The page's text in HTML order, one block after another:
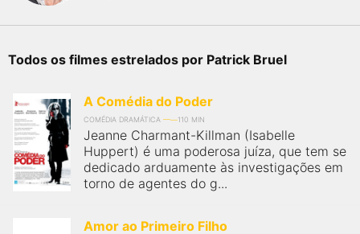
Todos os filmes estrelados por Patrick Bruel
A Comédia do Poder
COMÉDIA DRAMÁTICA 110 MIN
Jeanne Charmant-Killman (Isabelle
Huppert) é uma poderosa juíza, que tem se
dedicado arduamente às investigações em
torno de agentes do g...
Amor ao Primeiro Filho
NOTÍCIAS
PÁGINA INICIAL
FilmesNoCinema.com.bré o maior localizador de filmes e
sessões de cinema no Brasil. Através dele, você pode
encontrar os filmes no cinema mais próximos a você ou a
qualquer cidade em território brasileiro. Você pode também
acessar informações sobre cinemas, horários, assistir aos
trailers e muito mais.